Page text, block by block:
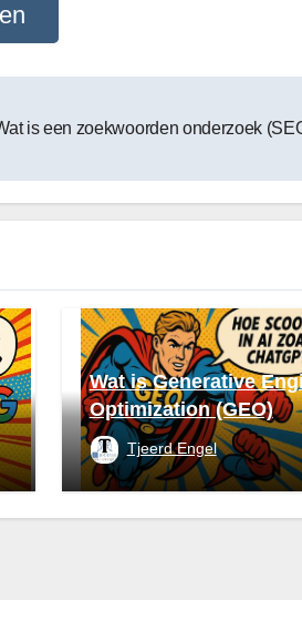
is een zoekwoorden onderzoek
Wat is Generative
Optimization (GEO)
Tjeerd Engel